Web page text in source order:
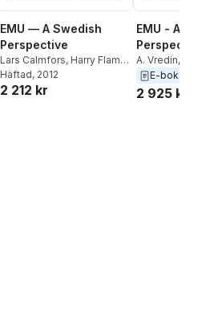
EMU — A Swedish
Perspective
Lars Calmfors, Harry Flam,
Nils Gottfries
Haaland Matlary
Häftad, 2012
2 212 kr
EMU - A
Perspective
A. Vredin,
Christina Nordh
Rutger Lindahl
E-bok
2 925 kr